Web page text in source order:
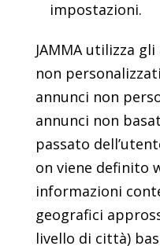
impostazioni.
JAMMA utilizza
non
annunci non
annunci non
passato
on viene definito
informazioni
geografici
livello di città)